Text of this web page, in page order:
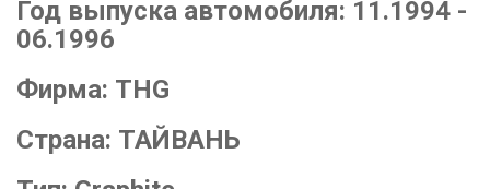
Год выпуска автомобиля: 11.1994 -
06.1996
Фирма: THG
Страна: ТАЙВАНЬ